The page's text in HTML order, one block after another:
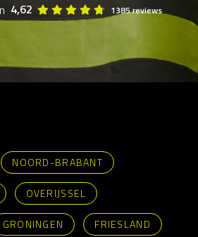
4,62 1385 reviews
NOORD-BRABANT
OVERIJSSEL
GRONINGEN FRIESLAND